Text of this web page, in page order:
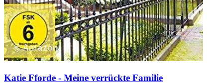
Katie Fforde - Meine verrückte Familie